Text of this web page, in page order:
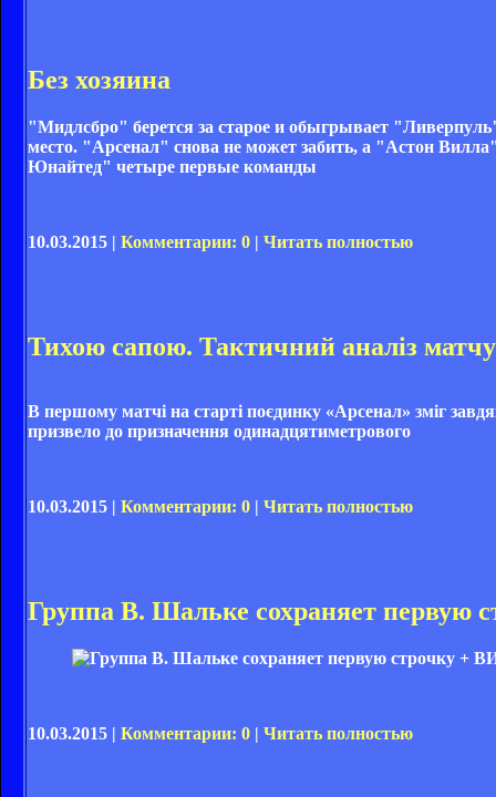
Без хозяина
"Мидлсбро" берется за старое и обыгрывает
место. "Арсенал" снова не может забить, а "Астон
Юнайтед" четыре первые команды
10.03.2015 | Комментарии: 0 | Читать полностью
Тихою сапою. Тактичний аналіз
В першому матчі на старті поєдинку «Арсенал» зміг
призвело до призначення одинадцятиметрового
10.03.2015 | Комментарии: 0 | Читать полностью
Группа В. Шальке сохраняет первую
10.03.2015 | Комментарии: 0 | Читать полностью